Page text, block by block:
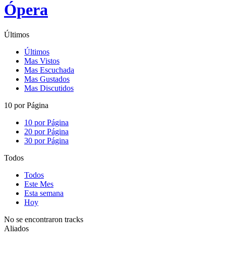
Ópera
Últimos
Últimos
Mas Vistos
Mas Escuchada
Mas Gustados
Mas Discutidos
10 por Página
10 por Página
20 por Página
30 por Página
Todos
Todos
Este Mes
Esta semana
Hoy
No se encontraron tracks
Aliados